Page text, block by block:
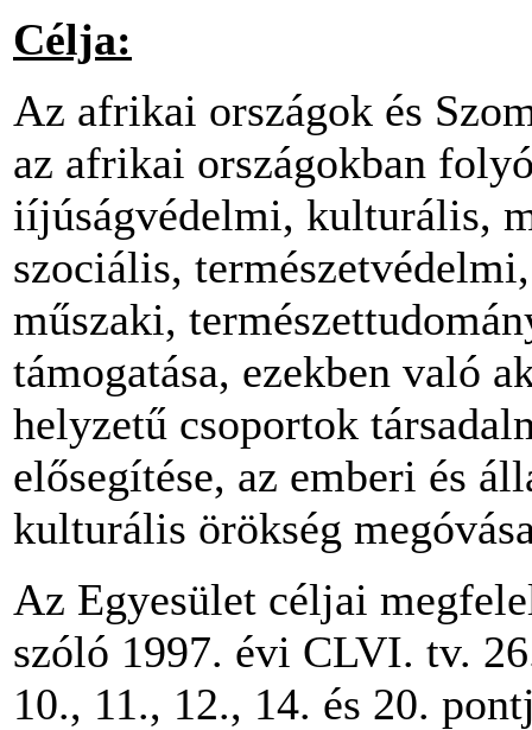
Célja:
Az afrikai országok és
az afrikai országokban
iíjúságvédelmi, kulturális,
szociális,
műszaki,
támogatása, ezekben való
helyzetű csoportok
elősegítése, az emberi és
kulturális örökség
Az Egyesület céljai
szóló 1997. évi CLVI. tv.
10., 11., 12., 14. és 20.